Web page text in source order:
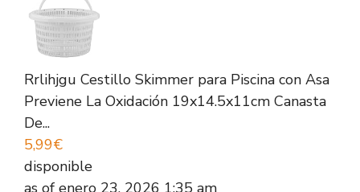
Rrlihjgu Cestillo Skimmer para Piscina con Asa
Previene La Oxidación 19x14.5x11cm Canasta
De...
5,99€
disponible
as of enero 23, 2026 1:35 am